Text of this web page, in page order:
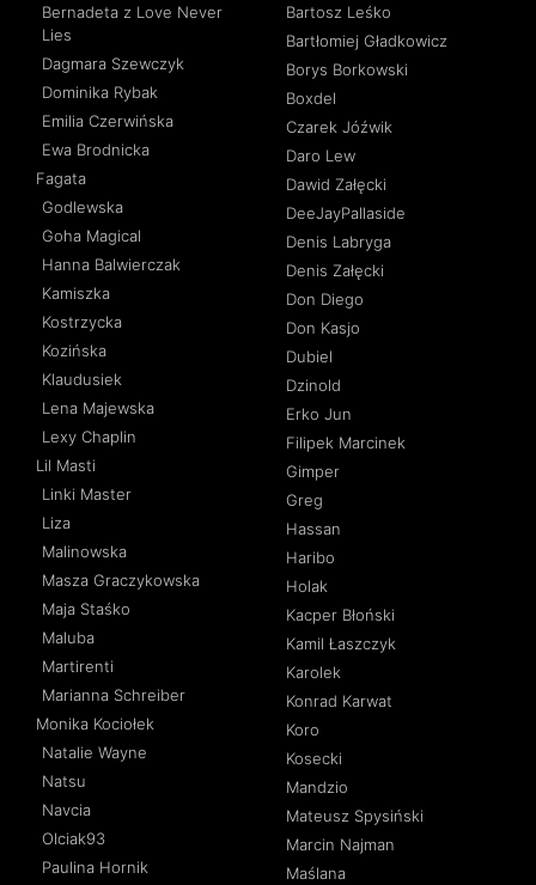
Bernadeta z Love Never
Lies
Dagmara Szewczyk
Dominika Rybak
Emilia Czerwińska
Ewa Brodnicka
Fagata
Godlewska
Goha Magical
Hanna Balwierczak
Kamiszka
Kostrzycka
Kozińska
Klaudusiek
Lena Majewska
Lexy Chaplin
Lil Masti
Linki Master
Liza
Malinowska
Masza Graczykowska
Maja Staśko
Maluba
Martirenti
Marianna Schreiber
Monika Kociołek
Natalie Wayne
Natsu
Navcia
Olciak93
Paulina Hornik
Bartosz Leśko
Bartłomiej Gładkowicz
Borys Borkowski
Boxdel
Czarek Jóźwik
Daro Lew
Dawid Załęcki
DeeJayPallaside
Denis Labryga
Denis Załęcki
Don Diego
Don Kasjo
Dubiel
Dzinold
Erko Jun
Filipek Marcinek
Gimper
Greg
Hassan
Haribo
Holak
Kacper Błoński
Kamil Łaszczyk
Karolek
Konrad Karwat
Koro
Kosecki
Mandzio
Mateusz Spysiński
Marcin Najman
Maślana